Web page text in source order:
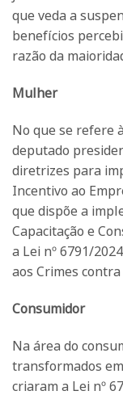
que veda a
benefícios
razão da
Mulher
No que se refere
deputado
diretrizes para
Incentivo ao
que dispõe a
Capacitação e
a Lei nº 6791/
aos Crimes
Consumidor
Na área do
transformados
criaram a Lei nº